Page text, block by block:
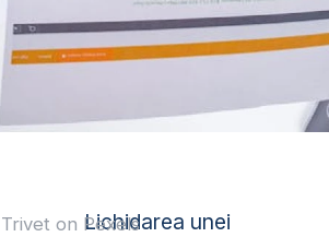
on Pexels
Lichidarea unei